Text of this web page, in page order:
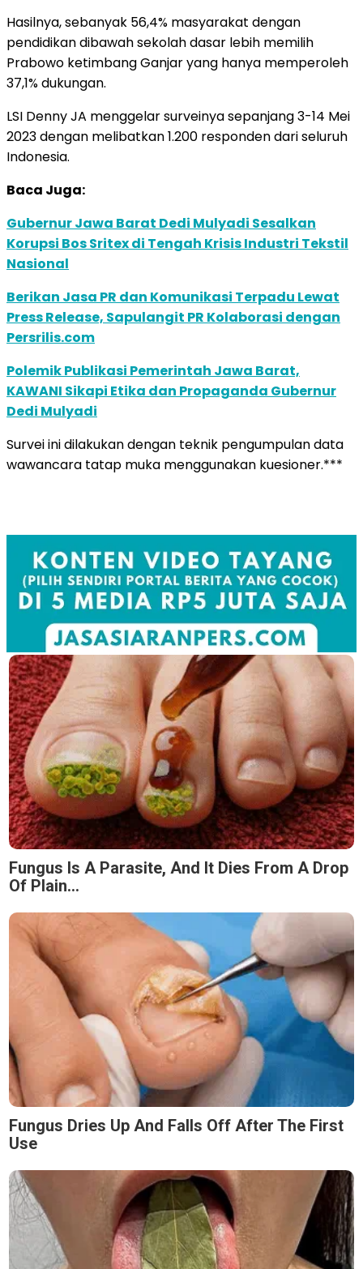
Hasilnya, sebanyak 56,4% masyarakat dengan
pendidikan dibawah sekolah dasar lebih memilih
Prabowo ketimbang Ganjar yang hanya memperoleh
37,1% dukungan.
LSI Denny JA menggelar surveinya sepanjang 3-14 Mei
2023 dengan melibatkan 1.200 responden dari seluruh
Indonesia.
Baca Juga:
Gubernur Jawa Barat Dedi Mulyadi Sesalkan
Korupsi Bos Sritex di Tengah Krisis Industri Tekstil
Nasional
Berikan Jasa PR dan Komunikasi Terpadu Lewat
Press Release, Sapulangit PR Kolaborasi dengan
Persrilis.com
Polemik Publikasi Pemerintah Jawa Barat,
KAWANI Sikapi Etika dan Propaganda Gubernur
Dedi Mulyadi
Survei ini dilakukan dengan teknik pengumpulan data
wawancara tatap muka menggunakan kuesioner.***
Fungus Is A Parasite, And It Dies From A Drop
Of Plain...
Fungus Dries Up And Falls Off After The First
Use